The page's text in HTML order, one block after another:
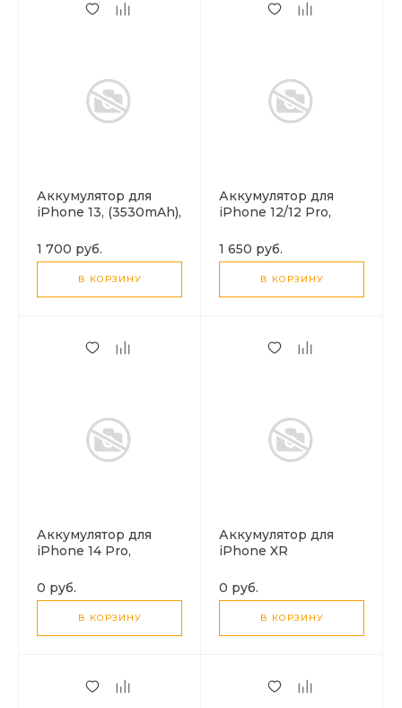
Аккумулятор для
iPhone 13, (3530mAh),
1 700 руб.
В КОРЗИНУ
Аккумулятор для
iPhone 12/12 Pro,
J112 Pro
1 650 руб.
В КОРЗИНУ
Аккумулятор для
iPhone 14 Pro,
J112 Pro
0 руб.
В КОРЗИНУ
Аккумулятор для
iPhone XR
J112 Pro
0 руб.
В КОРЗИНУ